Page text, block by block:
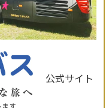
公式サイト